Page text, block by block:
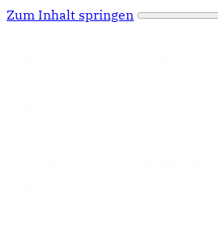
Zum Inhalt springen